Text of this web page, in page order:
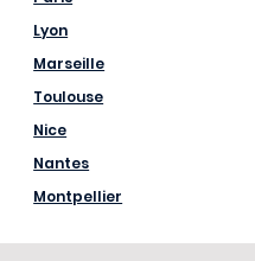
Lyon
Marseille
Toulouse
Nice
Nantes
Montpellier